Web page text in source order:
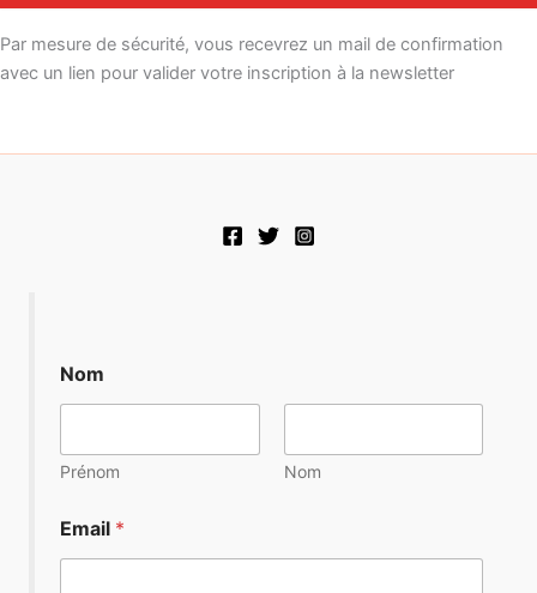
Par mesure de sécurité, vous recevrez un mail de confirmation
avec un lien pour valider votre inscription à la newsletter
Nom
Prénom Nom
o
m
Email *